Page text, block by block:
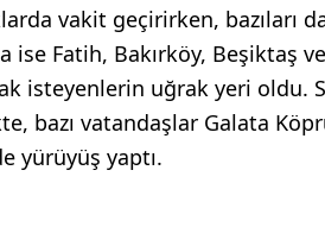
vakit geçirirken, bazıları
ise Fatih, Bakırköy, Beşiktaş
isteyenlerin uğrak yeri oldu.
bazı vatandaşlar Galata
yürüyüş yaptı.